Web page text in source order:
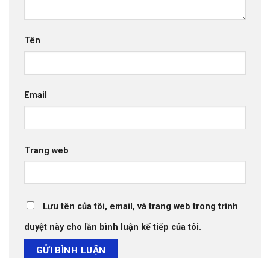
Tên
Email
Trang web
Lưu tên của tôi, email, và trang web trong trình
duyệt này cho lần bình luận kế tiếp của tôi.